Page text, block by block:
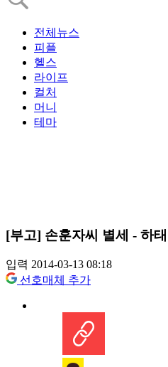
전체뉴스
피플
헬스
라이프
컬처
머니
테마
[부고] 손훈자씨 별세 - 하
입력 2014-03-13 08:18
선호매체 추가